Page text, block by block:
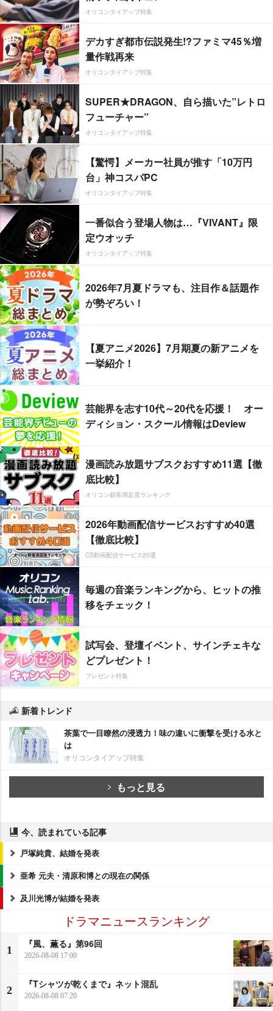
オリコンタイアップ特集
デカすぎ都市伝説発生!?ファミマ45％増
量作戦再来
オリコンタイアップ特集
SUPER★DRAGON、自ら描いた”レトロ
フューチャー”
オリコンタイアップ特集
【驚愕】メーカー社員が推す「10万円
台」神コスパPC
オリコンタイアップ特集
一番似合う登場人物は…『VIVANT』限
定ウオッチ
オリコンタイアップ特集
2026年7月夏ドラマも、注目作＆話題作
が勢ぞろい！
【夏アニメ2026】7月期夏の新アニメを
一挙紹介！
芸能界を志す10代～20代を応援！ オー
ディション・スクール情報はDeview
漫画読み放題サブスクおすすめ11選【徹
底比較】
オリコン顧客満足度ランキング
2026年動画配信サービスおすすめ40選
【徹底比較】
CS動画配信サービス20選
毎週の音楽ランキングから、ヒットの推
移をチェック！
試写会、登壇イベント、サインチェキな
どプレゼント！
プレゼント特集
新着トレンド
茶葉で一目瞭然の浸透力！味の違いに衝撃を受ける水と
は
オリコンタイアップ特集
もっと見る
今、読まれている記事
戸塚純貴、結婚を発表
亜希 元夫・清原和博との現在の関係
及川光博が結婚を発表
ドラマニュースランキング
1
『風、薫る』第96回
2026-08-08 17:00
2
『Tシャツが乾くまで』ネット混乱
2026-08-08 07:20